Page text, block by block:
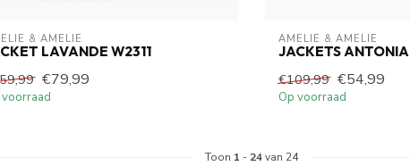
& AMELIE
LAVANDE W2311
€79,99
voorraad
AMELIE & AMELIE
JACKETS ANTONIA
€109,99 €54,99
Op voorraad
Toon 1 - 24van 24